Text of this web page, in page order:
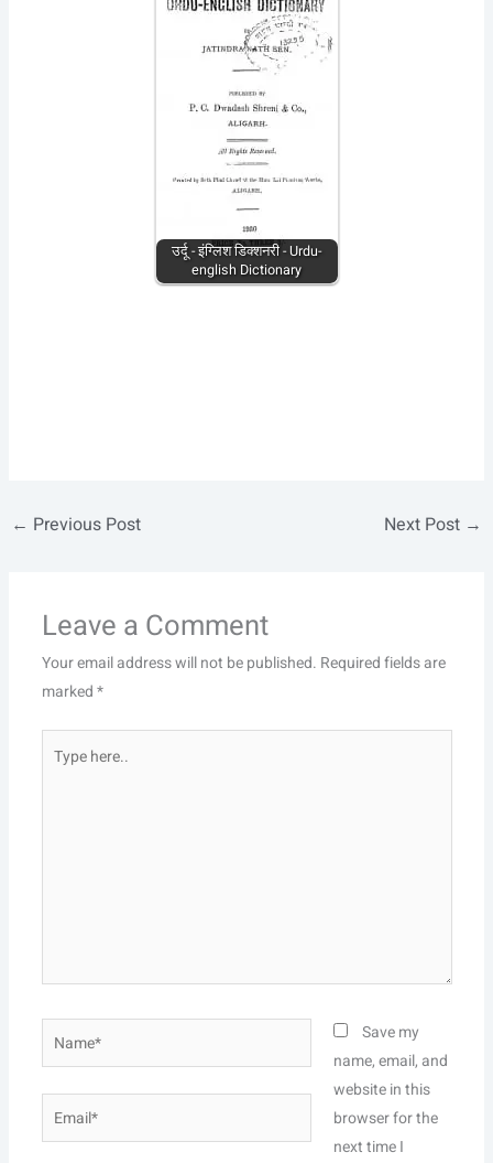
उर्दू - इंग्लिश डिक्शनरी - Urdu-
english Dictionary
← Previous Post Next Post →
Leave a Comment
Your email address will not be published. Required fields are
marked*
here..
Name*
Email*
Save my
name, email, and
website in this
browser for the
next time I